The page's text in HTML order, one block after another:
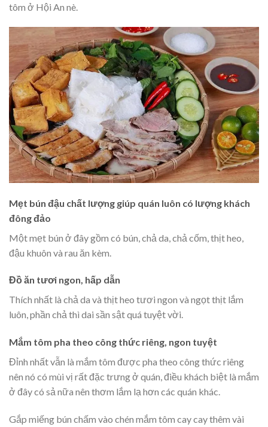
tôm ở Hội An nè.
Mẹt bún đậu chất lượng giúp quán luôn có lượng khách
đông đảo
Một mẹt bún ở đây gồm có bún, chả da, chả cốm, thịt heo,
đậu khuôn và rau ăn kèm.
Đồ ăn tươi ngon, hấp dẫn
Thích nhất là chả da và thịt heo tươi ngon và ngọt thịt lắm
luôn, phần chả thì dai sần sật quá tuyệt vời.
Mắm tôm pha theo công thức riêng, ngon tuyệt
Đỉnh nhất vẫn là mắm tôm được pha theo công thức riêng
nên nó có mùi vị rất đặc trưng ở quán, điều khách biệt là mắm
ở đây có sả nữa nên thơm lắm lạ hơn các quán khác.
Gắp miếng bún chấm vào chén mắm tôm cay cay thêm vài